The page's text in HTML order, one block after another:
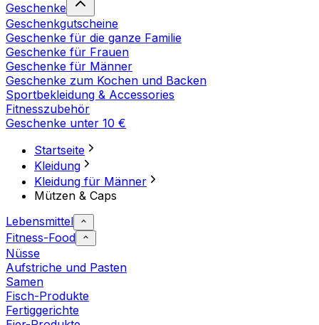
Geschenke
Geschenkgutscheine
Geschenke für die ganze Familie
Geschenke für Frauen
Geschenke für Männer
Geschenke zum Kochen und Backen
Sportbekleidung & Accessories
Fitnesszubehör
Geschenke unter 10 €
Startseite
Kleidung
Kleidung für Männer
Mützen & Caps
Lebensmittel
Fitness-Food
Nüsse
Aufstriche und Pasten
Samen
Fisch-Produkte
Fertiggerichte